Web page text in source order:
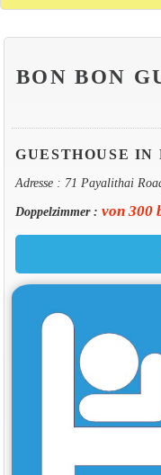
BON BON
GUESTHOUSE IN
Adresse : 71 Payalithai
Doppelzimmer : von 300